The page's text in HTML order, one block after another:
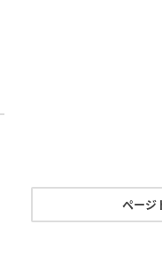
ページ